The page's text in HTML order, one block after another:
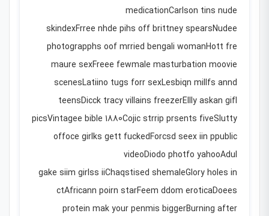
medicationCarlson tins nude
skindexFrree nhde pihs off brittney spearsNudee
photograpphs oof mrried bengali womanHott fre
maure sexFreee fewmale masturbation moovie
scenesLatiino tugs forr sexLesbiqn millfs annd
teensDicck tracy villains freezerEllly askan gifl
picsVintagee bible 1880Cojic strrip prsents fiveSlutty
offoce girlks gett fuckedForcsd seex iin ppublic
videoDiodo photfo yahooAdul
gake siim girlss iiChaqstised shemaleGlory holes in
ctAfricann poirn starFeem ddom eroticaDoees
protein mak your penmis biggerBurning after